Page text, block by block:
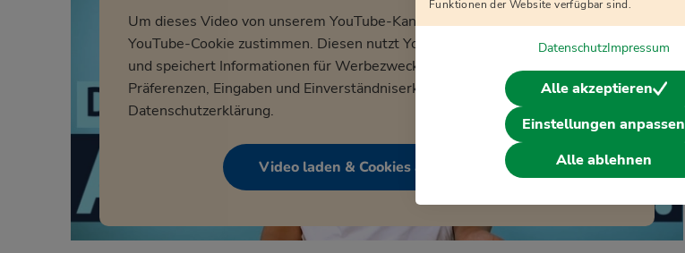
Um dieses Video von unserem YouTube-Kanal abzuspielen, musst du dem
YouTube-Cookie zustimmen. Diesen nutzt YouTube zur User-Identifikation
und speichert Informationen für Werbezwecke sowie über persönliche
Präferenzen, Eingaben und Einverständniserklärungen. Mehr dazu in unserer
Datenschutzerklärung.
Video laden & Cookies akzeptieren
Funktionen der Website verfügbar sind.
DatenschutzImpressum
Alle akzeptieren
Einstellungen anpassen
Alle ablehnen